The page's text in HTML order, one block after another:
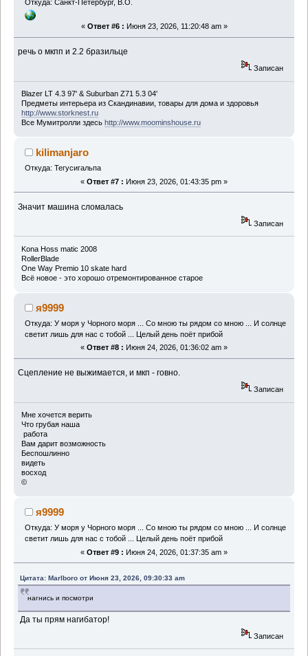
Откуда: Санкт-Петербург, В.О.
« Ответ #6 : Июня 23, 2026, 11:20:48 am »
речь о мкпп и 2.2 бразильце
Записан
Blazer LT 4.3 97' & Suburban Z71 5.3 04'
Предметы интерьера из Скандинавии, товары для дома и здоровья
http://www.storknest.ru
Все Мумитролли здесь http://www.moominshouse.ru
kilimanjaro
Откуда: Тегусигальпа
« Ответ #7 : Июня 23, 2026, 01:43:35 pm »
Значит машина сломалась
Записан
Kona Hoss matic 2008
RollerBlade
One Way Premio 10 skate hard
Всё новое - это хорошо отремонтированное старое
я9999
Откуда: У моря у Чорного моря ... Со мною ты рядом со мною ... И солнце
светит лишь для нас с тобой ... Целый день поёт прибой
« Ответ #8 : Июня 24, 2026, 01:36:02 am »
Сцепление не выжимается, и мкп - говно.
Записан
Мне хочется верить
Что грубая наша
работа
Вам дарит возможность
Беспошлинно
видеть
восход
©
я9999
Откуда: У моря у Чорного моря ... Со мною ты рядом со мною ... И солнце
светит лишь для нас с тобой ... Целый день поёт прибой
« Ответ #9 : Июня 24, 2026, 01:37:35 am »
Цитата: Marlboro от Июня 23, 2026, 09:30:33 am
нагнись и посмотри
Да ты прям нагибатор!
Записан